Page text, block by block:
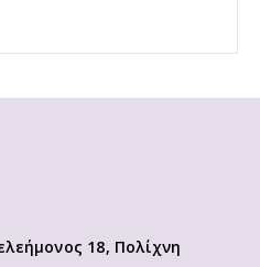
18, Πολίχνη